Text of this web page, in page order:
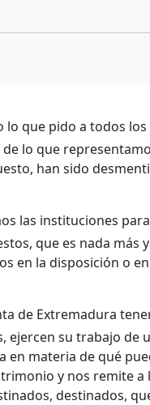
lo que pido a todos
lo que
han sido
las instituciones
que es nada más
en la disposición o
de Extremadura
ejercen su trabajo de
materia de qué
y nos remite
destinados,